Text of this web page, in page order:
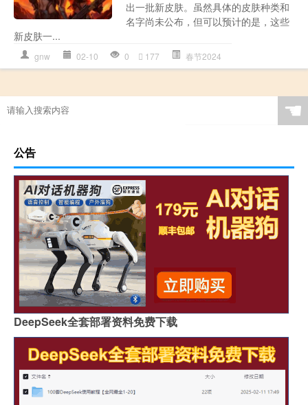
出一批新皮肤。虽然具体的皮肤种类和
名字尚未公布，但可以预计的是，这些
新皮肤一...
gnw 02-10 0 177 春节2024
☚
公告
DeepSeek全套部署资料免费下载